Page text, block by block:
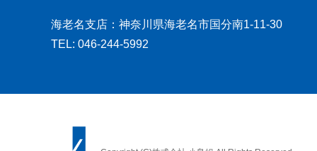
海老名支店：神奈川県海老名市国分南1-11-30
TEL: 046-244-5992